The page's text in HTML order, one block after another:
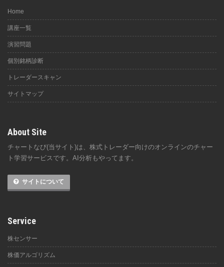
Home
講座一覧
演習問題
個別銘柄診断
トレーダースキャン
サイトマップ
About Site
チャートなび(当サイト)は、株式トレーダー向けのオンラインのチャー
ト学習サービスです。AI分析もやってます。
サイトについて
Service
株センサー
株価アルゴリズム